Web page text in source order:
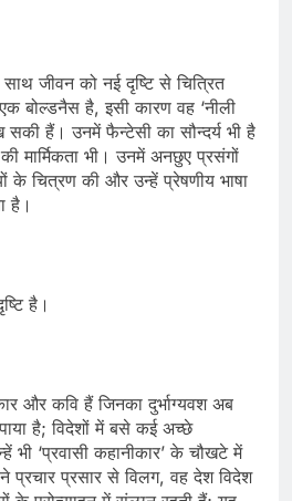
साथ जीवन को नई दृष्टि से चित्रित
बोल्डनैस है, इसी कारण वह ‘नीली
सकी हैं। उनमें फैन्टेसी का सौन्दर्य भी है
मार्मिकता भी। उनमें अनछुए प्रसंगों
के चित्रण की और उन्हें प्रेषणीय भाषा
है।
है।
और कवि हैं जिनका दुर्भाग्यवश अब
है; विदेशों में बसे कई अच्छे
भी ‘प्रवासी कहानीकार’ के चौखटे में
प्रसार से विलग, वह देश विदेश